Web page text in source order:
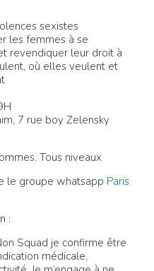
sexistes
les femmes à se
revendiquer leur droit à
où elles veulent et
7 rue boy Zelensky
Tous niveaux
le groupe whatsapp Paris
:
Squad je confirme être
médicale,